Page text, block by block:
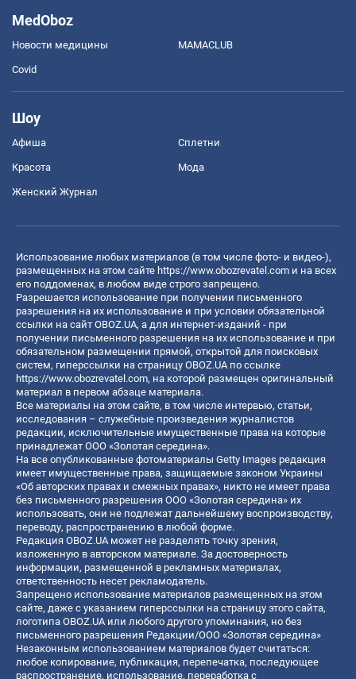
MedOboz
Новости медицины MAMACLUB
Covid
Шоу
Афиша Сплетни
Красота Мода
Женский Журнал
Использование любых материалов (в том числе фото- и видео-),
размещенных на этом сайте https://www.obozrevatel.com и на всех
его поддоменах, в любом виде строго запрещено.
Разрешается использование при получении письменного
разрешения на их использование и при условии обязательной
ссылки на сайт OBOZ.UA, а для интернет-изданий - при
получении письменного разрешения на их использование и при
обязательном размещении прямой, открытой для поисковых
систем, гиперссылки на страницу OBOZ.UA по ссылке
https://www.obozrevatel.com, на которой размещен оригинальный
материал в первом абзаце материала.
Все материалы на этом сайте, в том числе интервью, статьи,
исследования – служебные произведения журналистов
редакции, исключительные имущественные права на которые
принадлежат ООО «Золотая середина».
На все опубликованные фотоматериалы Getty Images редакция
имеет имущественные права, защищаемые законом Украины
«Об авторских правах и смежных правах», никто не имеет права
без письменного разрешения ООО «Золотая середина» их
использовать, они не подлежат дальнейшему воспроизводству,
переводу, распространению в любой форме.
Редакция OBOZ.UA может не разделять точку зрения,
изложенную в авторском материале. За достоверность
информации, размещенной в рекламных материалах,
ответственность несет рекламодатель.
Запрещено использование материалов размещенных на этом
сайте, даже с указанием гиперссылки на страницу этого сайта,
логотипа OBOZ.UA или любого другого упоминания, но без
письменного разрешения Редакции/ООО «Золотая середина»
Незаконным использованием материалов будет считаться:
любое копирование, публикация, перепечатка, последующее
распространение, использование, переработка с